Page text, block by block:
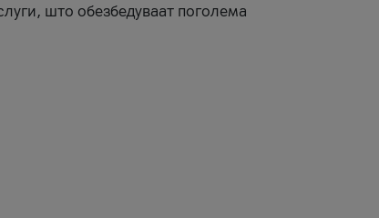
што обезбедуваат поголема